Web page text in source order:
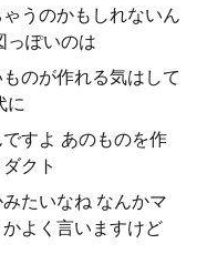
うのかもしれないん
っぽいのは
のが作れる気はして
に
すよ あのものを作
クト
たいなね なんかマ
よく言いますけど